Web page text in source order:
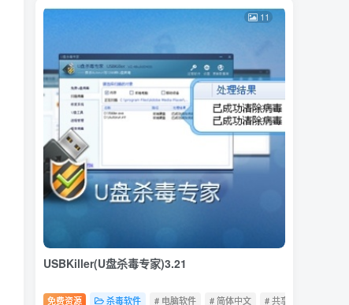
11
USBKiller(U盘杀毒专家)3.21
免费资源 杀毒软件 # 电脑软件 # 简体中文 # 共享软件